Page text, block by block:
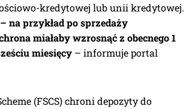
kredytowej lub unii kredytowej.
na przykład po sprzedaży
miałaby wzrosnąć z obecnego 1
miesięcy – informuje portal
(FSCS) chroni depozyty do